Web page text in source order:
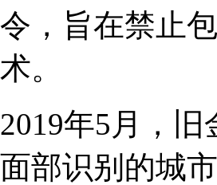
令，旨在禁止
术。
2019年5月，
面部识别的城